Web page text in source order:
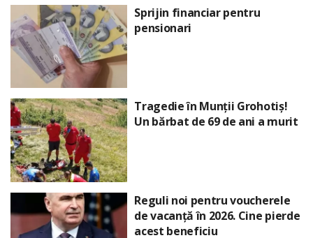
Sprijin financiar pentru
pensionari
Tragedie în Munții Grohotiș!
Un bărbat de 69 de ani a murit
Reguli noi pentru voucherele
de vacanță în 2026. Cine pierde
acest beneficiu